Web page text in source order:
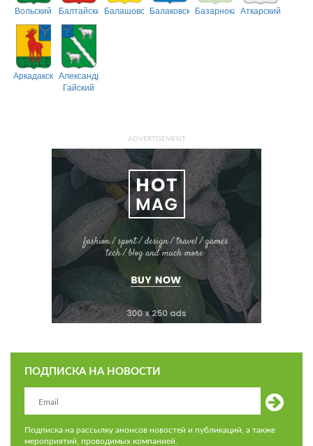
Вольский БалтайскийБалашовскийБалаковскийБазарнокарабулакский
Аткарский
АркадакскийАлександрово-
Гайский
ADVERTISEMENT
ПОДПИСКА НА НОВОСТИ
Подписка на рассылку анонсов новостей и публикаций, а также
мероприятий, проводимых компанией.